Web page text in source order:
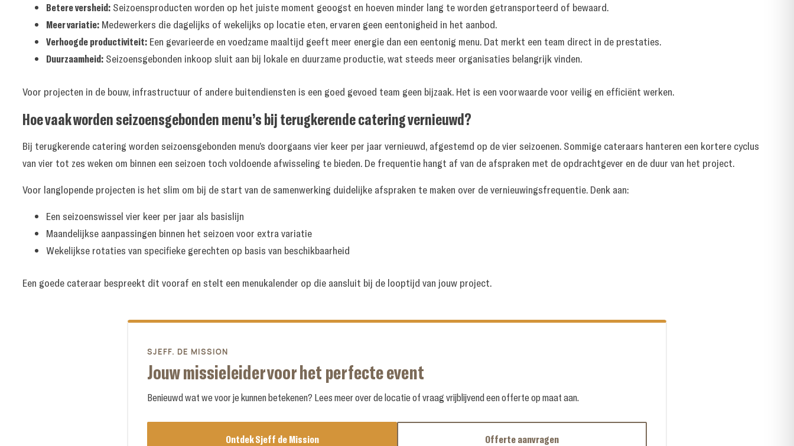
Betere versheid: Seizoensproducten worden op het juiste moment geoogst en hoeven minder lang te worden getransporteerd of bewaard.
Meer variatie: Medewerkers die dagelijks of wekelijks op locatie eten, ervaren geen eentonigheid in het aanbod.
Verhoogde productiviteit: Een gevarieerde en voedzame maaltijd geeft meer energie dan een eentonig menu. Dat merkt een team direct in de prestaties.
Duurzaamheid: Seizoensgebonden inkoop sluit aan bij lokale en duurzame productie, wat steeds meer organisaties belangrijk vinden.
Voor projecten in de bouw, infrastructuur of andere buitendiensten is een goed gevoed team geen bijzaak. Het is een voorwaarde voor veilig en efficiënt werken.
Hoe vaak worden seizoensgebonden menu’s bij terugkerende catering vernieuwd?
Bij terugkerende catering worden seizoensgebonden menu’s doorgaans vier keer per jaar vernieuwd, afgestemd op de vier seizoenen. Sommige cateraars hanteren een kortere cyclus
van vier tot zes weken om binnen een seizoen toch voldoende afwisseling te bieden. De frequentie hangt af van de afspraken met de opdrachtgever en de duur van het project.
Voor langlopende projecten is het slim om bij de start van de samenwerking duidelijke afspraken te maken over de vernieuwingsfrequentie. Denk aan:
Een seizoenswissel vier keer per jaar als basislijn
Maandelijkse aanpassingen binnen het seizoen voor extra variatie
Wekelijkse rotaties van specifieke gerechten op basis van beschikbaarheid
Een goede cateraar bespreekt dit vooraf en stelt een menukalender op die aansluit bij de looptijd van jouw project.
SJEFF. DE MISSION
Jouw missieleider voor het perfecte event
Benieuwd wat we voor je kunnen betekenen? Lees meer over de locatie of vraag vrijblijvend een offerte op maat aan.
Ontdek Sjeff de Mission Offerte aanvragen